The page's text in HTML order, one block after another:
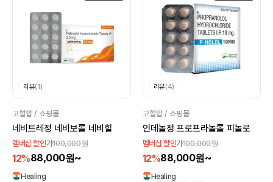
리뷰(1)
고혈압 / 쇼핑몰
네비트레정 네비보롤 네비힐
멤버십 할인가100,000원
12%88,000원~
Healing
리뷰(4)
고혈압 / 쇼핑몰
인데놀정 프로프라놀롤 피놀로
멤버십 할인가100,000원
12%88,000원~
Healing